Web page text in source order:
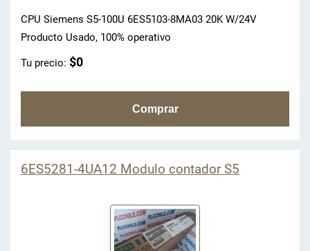
CPU Siemens S5-100U 6ES5103-8MA03 20K W/24V
Producto Usado, 100% operativo
Tu precio: $0
6ES5281-4UA12 Modulo contador S5